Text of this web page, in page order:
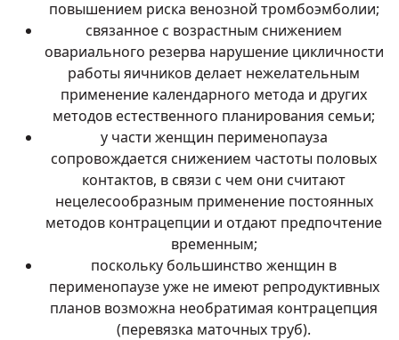
повышением риска венозной тромбоэмболии;
связанное с возрастным снижением
овариального резерва нарушение цикличности
работы яичников делает нежелательным
применение календарного метода и других
методов естественного планирования семьи;
у части женщин перименопауза
сопровождается снижением частоты половых
контактов, в связи с чем они считают
нецелесообразным применение постоянных
методов контрацепции и отдают предпочтение
временным;
поскольку большинство женщин в
перименопаузе уже не имеют репродуктивных
планов возможна необратимая контрацепция
(перевязка маточных труб).